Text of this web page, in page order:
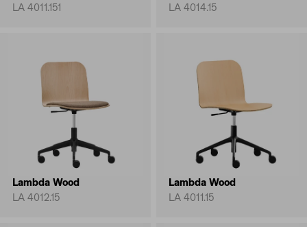
LA 4011.151
LA 4014.15
Lambda Wood
LA 4012.15
Lambda Wood
LA 4011.15